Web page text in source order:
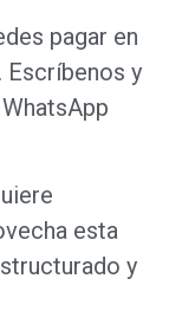
pagar en
y
esta
y